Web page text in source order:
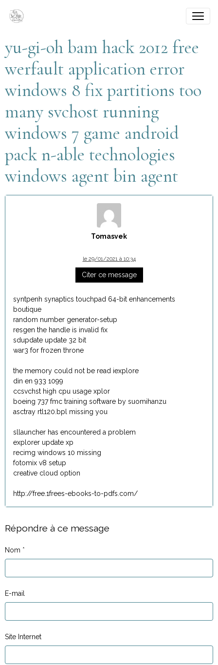
yu-gi-oh bam hack 2012 free
werfault application error
windows 8 fix partitions too
many svchost running
windows 7 game android
pack n-able technologies
windows agent bin agent
Tomasvek
le 29/01/2021 à 10:34
Citer ce message
syntpenh synaptics touchpad 64-bit enhancements
boutique
random number generator-setup
resgen the handle is invalid fix
sdupdate update 32 bit
war3 for frozen throne
the memory could not be read iexplore
din en 933 1099
ccsvchst high cpu usage xplor
boeing 737 fmc training software by suomihanzu
asctray rtl120.bpl missing you
sllauncher has encountered a problem
explorer update xp
recimg windows 10 missing
fotomix v8 setup
creative cloud option
http://free.1frees-ebooks-to-pdfs.com/
Répondre à ce message
Nom
E-mail
Site Internet